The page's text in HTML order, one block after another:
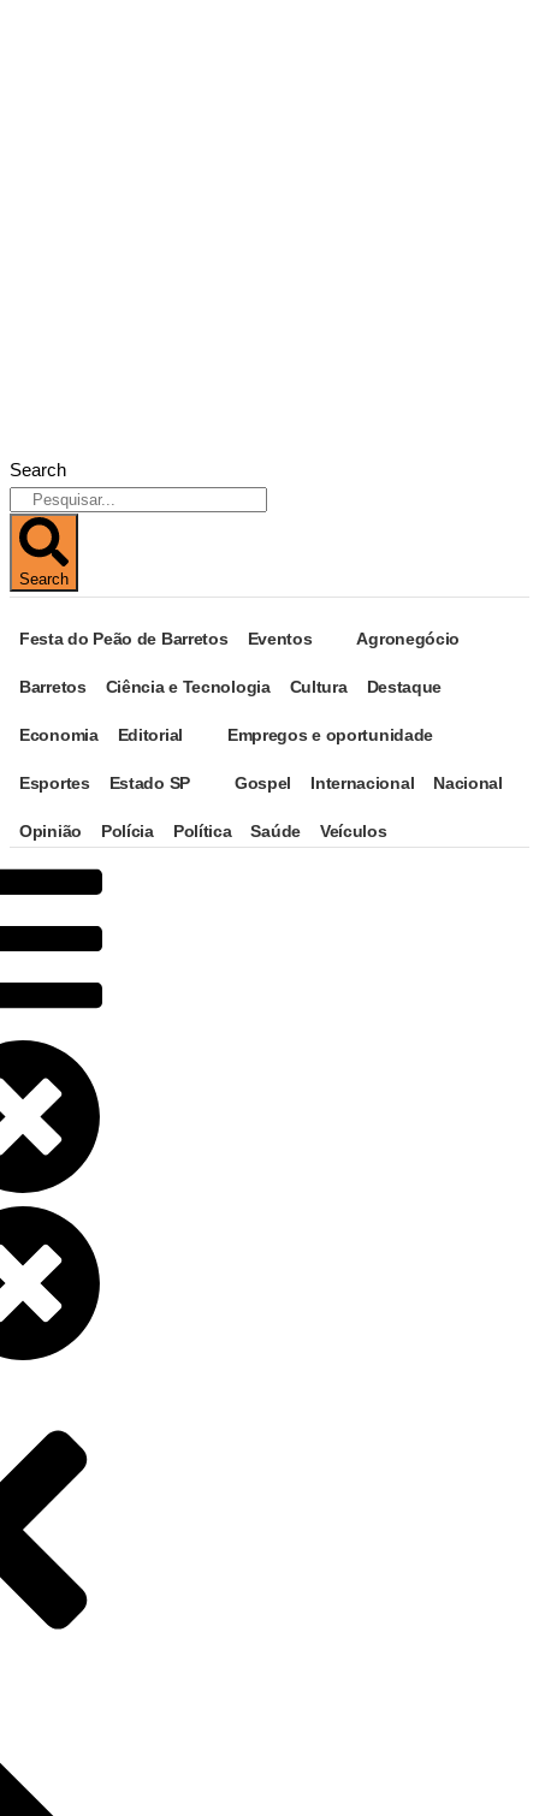
Search
Search
Festa do Peão de Barretos Eventos Agronegócio
Barretos Ciência e Tecnologia Cultura Destaque
Economia Editorial Empregos e oportunidade
Esportes Estado SP Gospel Internacional Nacional
Opinião Polícia Política Saúde Veículos